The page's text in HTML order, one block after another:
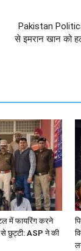
Pakistan
से इमरान खान को
में फायरिंग करने
से छुट्टी: ASP ने की